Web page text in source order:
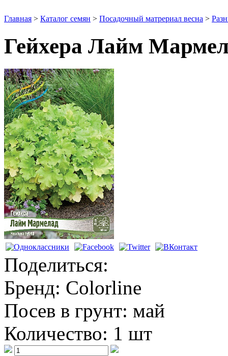
Главная > Каталог семян > Посадочный матрериал весна >
Гейхера Лайм
Гейхера
Поделиться:
Бренд: Colorline
Посев в грунт: май
Количество: 1 шт